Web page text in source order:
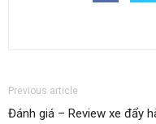
Previous article
Đánh giá – Review xe đẩy